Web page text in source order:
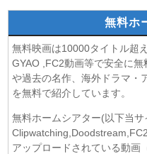
うちの弟どもがすみ
(07/08)
(07/08)ここは俺に任せて先
説になっていた。 第6話
(07/08)領民0人スタートの辺
(07/08) 転生したらスライム
(07/08) 金曜ロードショー
無料ホ
無料映画は10000タイトル超
GYAO ,FC2動画等で安全に
や過去の名作、海外ドラマ・
を無料で紹介しています。
無料ホームシアター(以下当
アップロードされている動画